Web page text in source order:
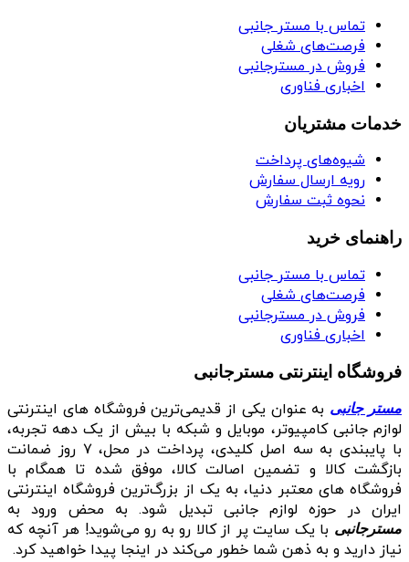
تماس با مستر جانبی
فرصت‌های شغلی
فروش در مسترجانبی
اخباری فناوری
خدمات مشتریان
شیوه‌های پرداخت
رویه ارسال سفارش
نحوه ثبت سفارش
راهنمای خرید
تماس با مستر جانبی
فرصت‌های شغلی
فروش در مسترجانبی
اخباری فناوری
فروشگاه اینترنتی مسترجانبی
مستر جانبی به عنوان یکی از قدیمی‌ترین فروشگاه های اینترنتی
لوازم جانبی کامپیوتر، موبایل و شبکه با بیش از یک دهه تجربه،
با پایبندی به سه اصل کلیدی، پرداخت در محل، ۷ روز ضمانت
بازگشت کالا و تضمین اصالت کالا، موفق شده تا همگام با
فروشگاه‌ های معتبر دنیا، به یک از بزرگ‌ترین فروشگاه اینترنتی
ایران در حوزه لوازم جانبی تبدیل شود. به محض ورود به
مسترجانبی با یک سایت پر از کالا رو به رو می‌شوید! هر آنچه که
نیاز دارید و به ذهن شما خطور می‌کند در اینجا پیدا خواهید کرد.